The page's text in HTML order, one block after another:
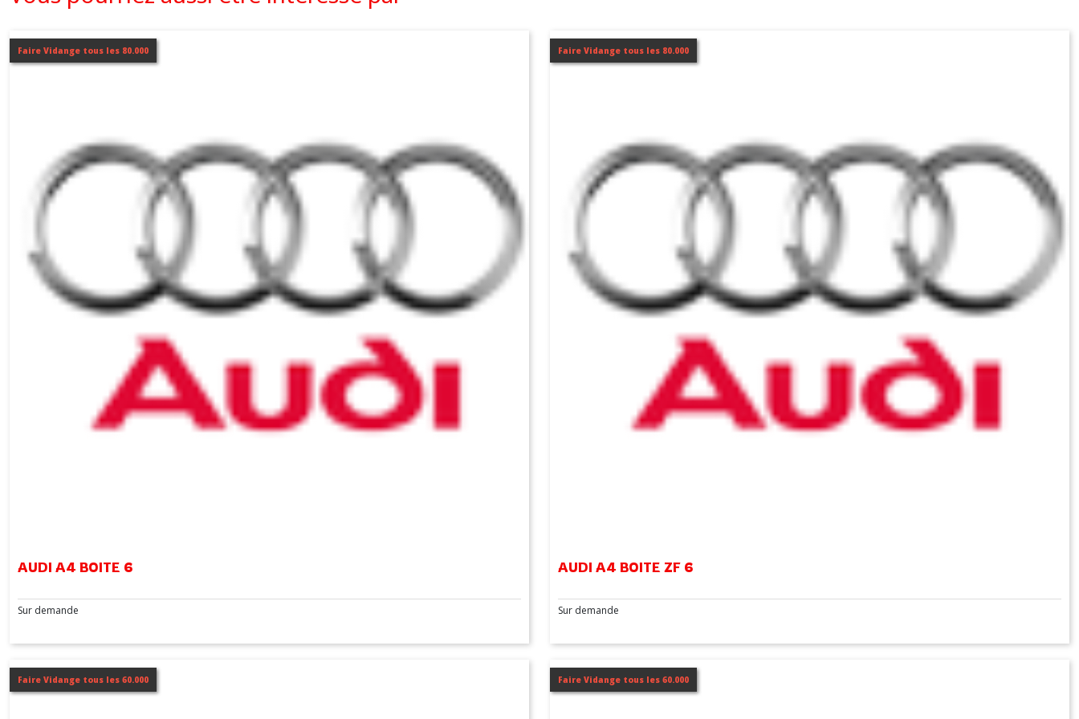
Faire Vidange tous les 80.000
AUDI A4 BOITE 6
Sur demande
Faire Vidange tous les 80.000
AUDI A4 BOITE ZF 6
Sur demande
Faire Vidange tous les 60.000 Faire Vidange tous les 60.000